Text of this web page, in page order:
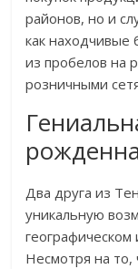
районов, но и
как находчивые
из пробелов на
розничными
Два друга из
уникальную
географическом
Несмотря на